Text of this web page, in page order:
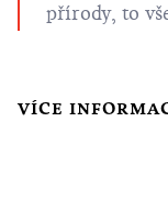
přírody, to
VÍCE